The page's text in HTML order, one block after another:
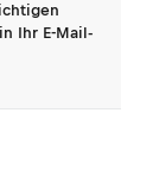
Ihr E-Mail-